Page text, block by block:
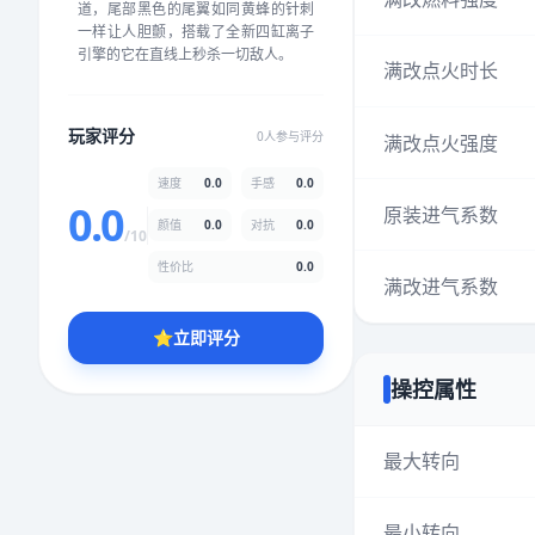
道，尾部黑色的尾翼如同黄蜂的针刺
一样让人胆颤，搭载了全新四缸离子
引擎的它在直线上秒杀一切敌人。
玩家评分 0人参与评分
0.0/10
速度 0.0 手感 0.0
颜值 0.0 对抗 0.0
性价比 0.0
⭐立即评分
满改点火时长
满改点火强度
原装进气系数
满改进气系数
操控属性
最大转向
★★★★★★★★★
★★★★
性价比 5.0分
★★★ ★★
* 综合评分为玩家评分结果，速度占比0%，手感占比0%，对抗占比
0%，性价比占比0%，颜值占比0%